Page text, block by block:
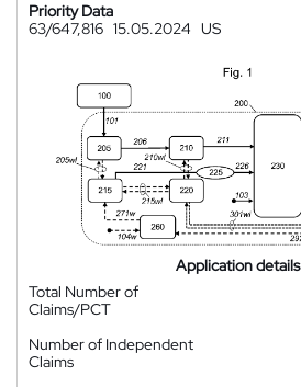
Priority Data
63/647,816 15.05.2024 US
Application details
Total Number of
Claims/PCT
Number of Independent
Claims